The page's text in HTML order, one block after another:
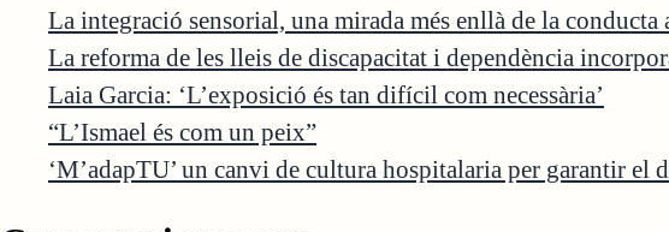
La integració sensorial, una mirada més enllà de la
La reforma de les lleis de discapacitat i dependència
Laia Garcia: ‘L’exposició és tan difícil com necessària’
“L’Ismael és com un peix”
‘M’adapTU’ un canvi de cultura hospitalaria per garantir el